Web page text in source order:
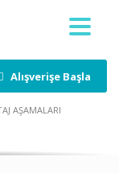
Alışverişe Başla
AŞAMALARI